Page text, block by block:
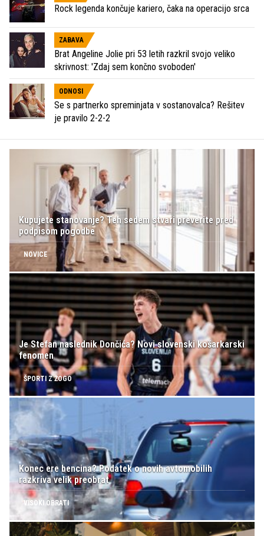
Rock legenda končuje kariero, čaka na operacijo srca
ZABAVA
Brat Angeline Jolie pri 53 letih razkril svojo veliko
skrivnost: 'Zdaj sem končno svoboden'
ODNOSI
Se s partnerko spreminjata v sostanovalca? Rešitev
je pravilo 2-2-2
Kupujete stanovanje? Teh sedem stvari preverite pred
podpisom pogodbe
NOVICE
Je Stefan naslednik Dončića? Novi slovenski košarkarski
fenomen
ŠPORTI Z ŽOGO
Konec ere bencina? Podatek o novih avtomobilih
razkriva velik preobrat
VISOKI OBRATI